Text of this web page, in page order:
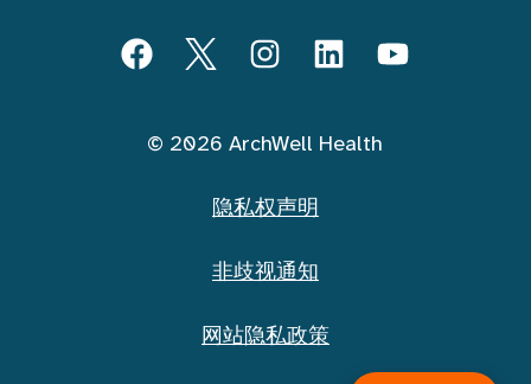
FacebookTwitterInstagramLinkedInYouTube
© 2026 ArchWell Health
隐私权声明
非歧视通知
网站隐私政策